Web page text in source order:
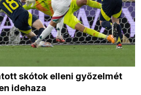
skótok elleni győzelmét
idehaza